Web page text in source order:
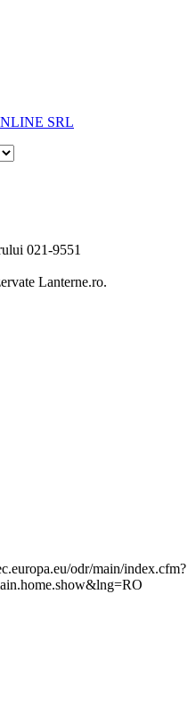
SRL
021-9551
Lanterne.ro.
odr/main/index.cfm?